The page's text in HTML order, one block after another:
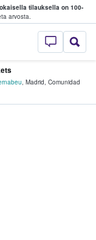
tilauksella on 100-
arvosta.
-
, Madrid, Comunidad